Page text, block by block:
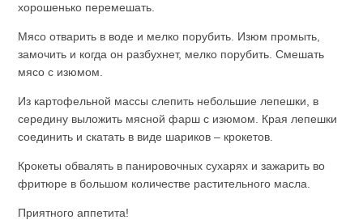
хорошенько перемешать.
Мясо отварить в воде и мелко порубить. Изюм промыть,
замочить и когда он разбухнет, мелко порубить. Смешать
мясо с изюмом.
Из картофельной массы слепить небольшие лепешки, в
середину выложить мясной фарш с изюмом. Края лепешки
соединить и скатать в виде шариков – крокетов.
Крокеты обвалять в панировочных сухарях и зажарить во
фритюре в большом количестве растительного масла.
Приятного аппетита!